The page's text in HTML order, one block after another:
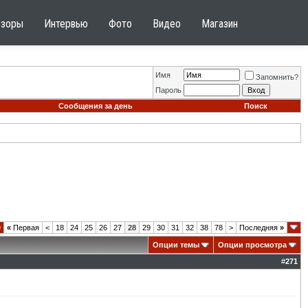
Интервью Фото Видео Магазин
Имя
Запомнить?
Пароль
Сообщения за день Поиск
« Первая < 18 24 25 26 27 28 29 30 31 32 38 78 > Последняя »
Опции темы
Опции просмотра
#271